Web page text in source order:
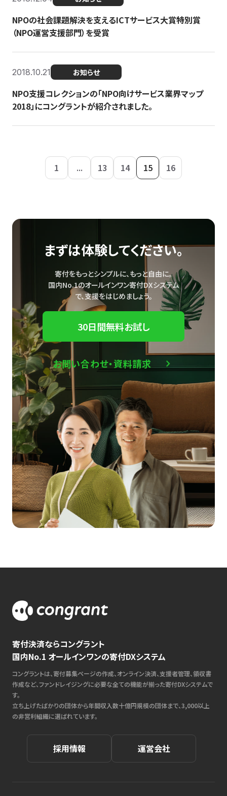
NPOの社会課題解決を支えるICTサービス大賞特別賞
（NPO運営支援部門）を受賞
2018.10.21 お知らせ
NPO支援コレクションの「NPO向けサービス業界マップ
2018」にコングラントが紹介されました。
1 ... 13 14 15 16
まずは体験してください。
寄付をもっとシンプルに、もっと自由に。
国内No.1のオールインワン寄付DXシステム
で、支援をはじめましょう。
30日間無料お試し
お問い合わせ・資料請求
寄付決済ならコングラント
国内No.1 オールインワンの寄付DXシステム
コングラントは、寄付募集ページの作成、オンライン決済、支援者管理、領収書
作成など、ファンドレイジングに必要な全ての機能が揃った寄付DXシステムで
す。
立ち上げたばかりの団体から年間収入数十億円規模の団体まで、3,000以上
の非営利組織に選ばれています。
採用情報 運営会社